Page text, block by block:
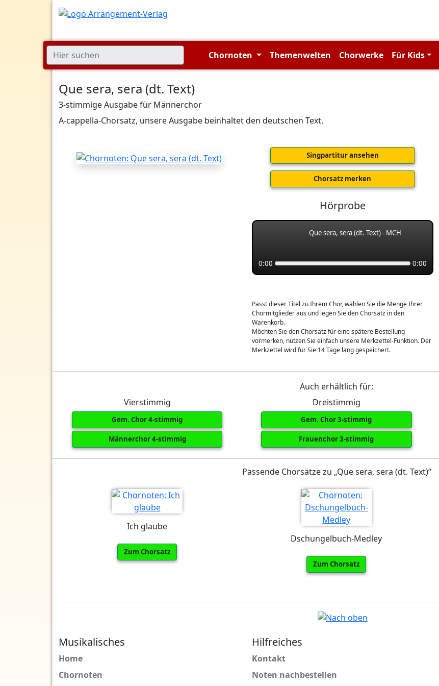
Chornoten Themenwelten Chorwerke Für Kids
Que sera, sera (dt. Text)
3-stimmige Ausgabe für Männerchor
A-cappella-Chorsatz, unsere Ausgabe beinhaltet den deutschen Text.
Singpartitur ansehen
Chorsatz merken
Hörprobe
Que sera, sera (dt. Text) - MCH
0:00 0:00
Passt dieser Titel zu Ihrem Chor, wählen Sie die Menge Ihrer
Chormitglieder aus und legen Sie den Chorsatz in den
Warenkorb.
Möchten Sie den Chorsatz für eine spätere Bestellung
vormerken, nutzen Sie einfach unsere Merkzettel-Funktion. Der
Merkzettel wird für Sie 14 Tage lang gespeichert.
Auch erhältlich für:
Vierstimmig
Gem. Chor 4-stimmig
Männerchor 4-stimmig
Dreistimmig
Gem. Chor 3-stimmig
Frauenchor 3-stimmig
Passende Chorsätze zu „Que sera, sera (dt. Text)“
Ich glaube
Zum Chorsatz
Dschungelbuch-Medley
Zum Chorsatz
Musikalisches
Home
Chornoten
Hilfreiches
Kontakt
Noten nachbestellen